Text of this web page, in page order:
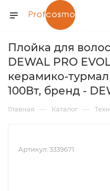
Плойка для
DEWAL PRO
керамико-
100Вт, бренд -
Главная — Каталог —
Артикул: 3339671